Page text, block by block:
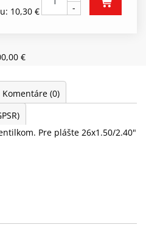
10,30 €
-
€
Komentáre (0)
Pre plášte 26x1.50/2.40"